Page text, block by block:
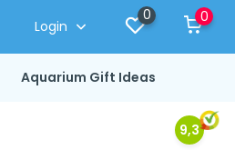
Login
0 0
Aquarium Gift Ideas
9,3